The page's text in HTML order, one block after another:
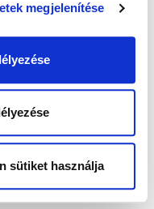
megjelenítése
sütiket használja